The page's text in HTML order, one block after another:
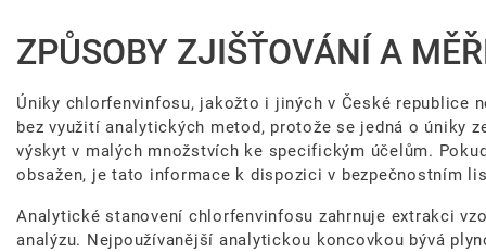
ZPŮSOBY ZJIŠŤOVÁNÍ A
Úniky chlorfenvinfosu, jakožto i jiných v České republice
bez využití analytických metod, protože se jedná o úniky
výskyt v malých množstvích ke specifickým účelům.
obsažen, je tato informace k dispozici v bezpečnostním
Analytické stanovení chlorfenvinfosu zahrnuje extrakci
analýzu. Nejpoužívanější analytickou koncovkou bývá